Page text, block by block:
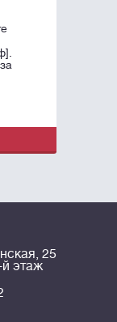
25
этаж